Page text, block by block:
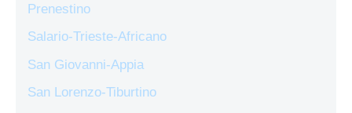
Prenestino
Salario-Trieste-Africano
San Giovanni-Appia
San Lorenzo-Tiburtino